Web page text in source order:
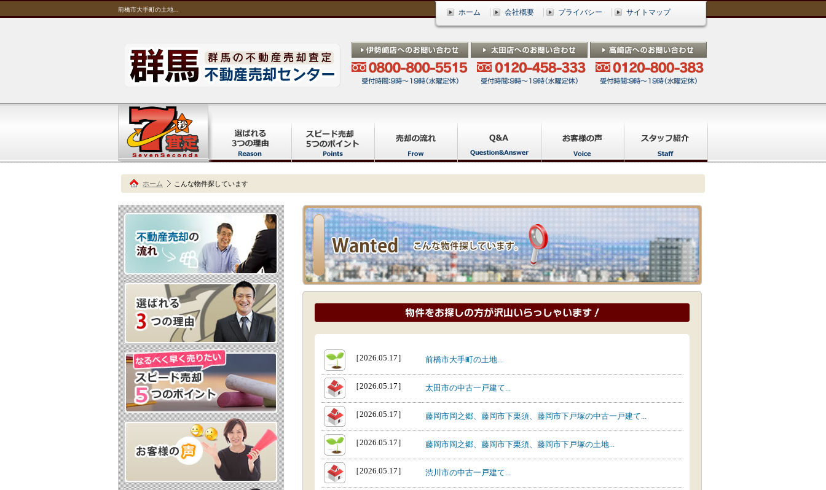
前橋市大手町の土地... ホーム 会社概要 プライバシー サイトマップ
ホーム こんな物件探しています
［2026.05.17］ 前橋市大手町の土地...
［2026.05.17］ 太田市の中古一戸建て...
［2026.05.17］ 藤岡市岡之郷、藤岡市下栗須、藤岡市下戸塚の中古一戸建て...
［2026.05.17］ 藤岡市岡之郷、藤岡市下栗須、藤岡市下戸塚の土地...
［2026.05.17］ 渋川市の中古一戸建て...